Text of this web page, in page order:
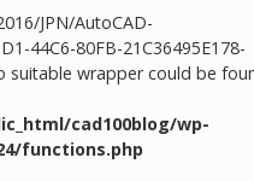
JPN/AutoCAD-
44C6-80FB-21C36495E178-
suitable wrapper could be
cad100blog/wp-
functions.php